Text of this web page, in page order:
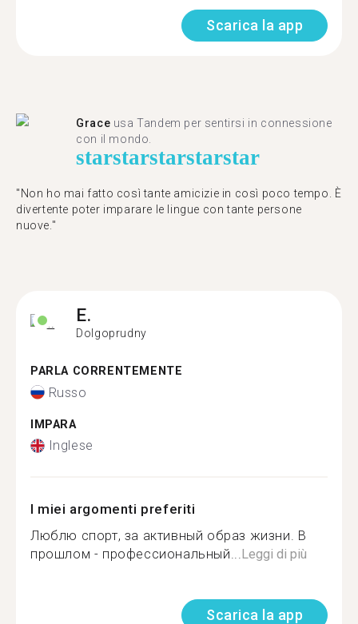
Scarica la app
Grace usa Tandem per sentirsi in connessione
con il mondo.
starstarstarstarstar
"Non ho mai fatto così tante amicizie in così poco tempo. È
divertente poter imparare le lingue con tante persone
nuove."
E.
Dolgoprudny
PARLA CORRENTEMENTE
Russo
IMPARA
Inglese
I miei argomenti preferiti
Люблю спорт, за активный образ жизни. В
прошлом - профессиональный...Leggi di più
Scarica la app